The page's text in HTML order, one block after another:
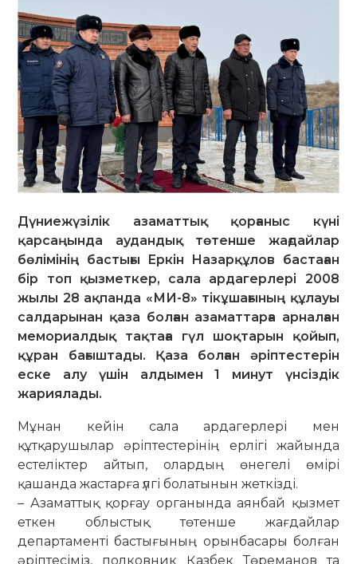
Дүниежүзілік азаматтық қорғаныс күні
қарсаңында аудандық төтенше жағдайлар
бөлімінің бастығы Еркін Назарқұлов бастаған
бір топ қызметкер, сала ардагерлері 2008
жылы 28 ақпанда «МИ-8» тікұшағының құлауы
салдарынан қаза болған азаматтарға арналған
мемориалдық тақтаға гүл шоқтарын қойып,
құран бағыштады. Қаза болған әріптестерін
еске алу үшін алдымен 1 минут үнсіздік
жариялады.
Мұнан кейін сала ардагерлері мен
құтқарушылар әріптестерінің ерлігі жайында
естеліктер айтып, олардың өнегелі өмірі
қашанда жастарға үлгі болатынын жеткізді.
– Азаматтық қорғау органында аянбай қызмет
еткен облыстық төтенше жағдайлар
департаменті бастығының орынбасары болған
әріптесіміз, полковник Қазбек Төреманов та